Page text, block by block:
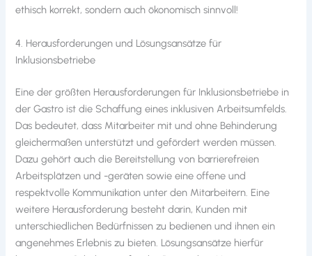
ethisch korrekt, sondern auch ökonomisch sinnvoll!
4. Herausforderungen und Lösungsansätze für
Inklusionsbetriebe
Eine der größten Herausforderungen für Inklusionsbetriebe in
der Gastro ist die Schaffung eines inklusiven Arbeitsumfelds.
Das bedeutet, dass Mitarbeiter mit und ohne Behinderung
gleichermaßen unterstützt und gefördert werden müssen.
Dazu gehört auch die Bereitstellung von barrierefreien
Arbeitsplätzen und -geräten sowie eine offene und
respektvolle Kommunikation unter den Mitarbeitern. Eine
weitere Herausforderung besteht darin, Kunden mit
unterschiedlichen Bedürfnissen zu bedienen und ihnen ein
angenehmes Erlebnis zu bieten. Lösungsansätze hierfür